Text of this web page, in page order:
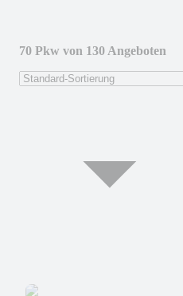
70 Pkw von 130 Angeboten